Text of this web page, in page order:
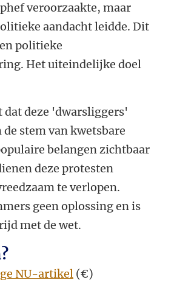
veroorzaakte, maar
aandacht leidde. Dit
politieke
Het uiteindelijke doel
dat deze 'dwarsliggers'
stem van kwetsbare
belangen zichtbaar
deze protesten
te verlopen.
geen oplossing en is
met de wet.
NU-artikel (€)